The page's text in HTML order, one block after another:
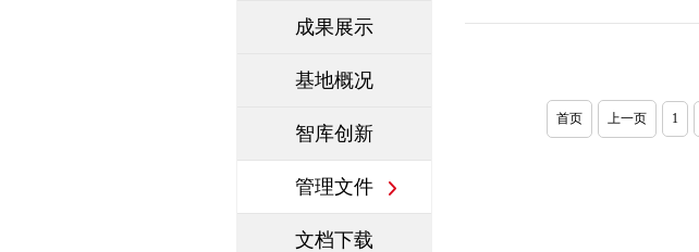
成果展示
基地概况
智库创新
管理文件
文档下载
首页 上一页 1